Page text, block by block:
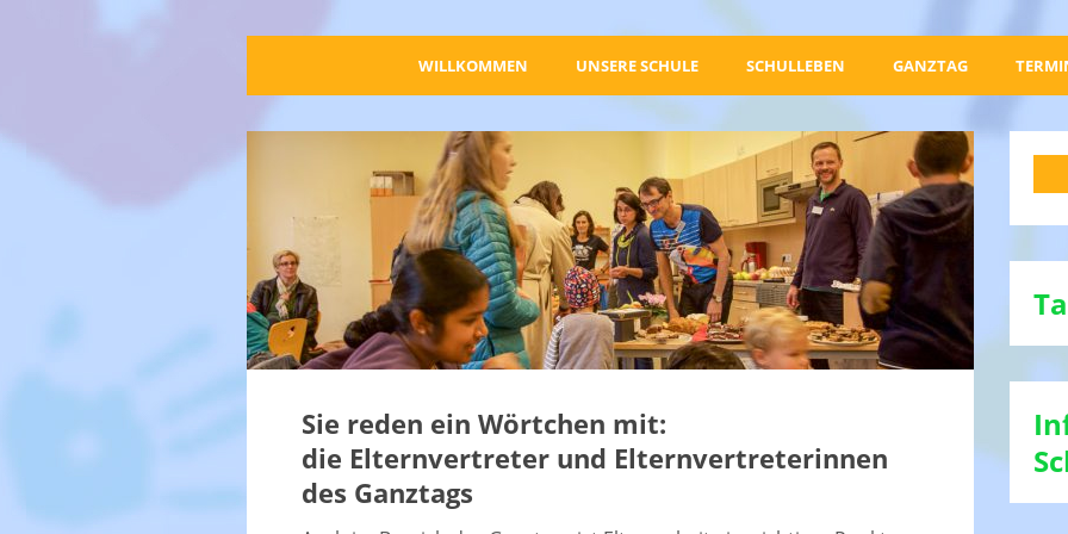
WILLKOMMEN UNSERE SCHULE SCHULLEBEN GANZTAG
Sie reden ein Wörtchen mit:
die Elternvertreter und Elternvertreterinnen
des Ganztags